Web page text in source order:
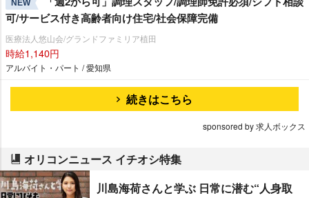
NEW
可/サービス付き高齢者向け住宅/社会保障完備
医療法人悠山会/グランドファミリア植田
時給1,140円
アルバイト・パート / 愛知県
続きはこちら
sponsored by 求人ボックス
オリコンニュース イチオシ特集
川島海荷さんと学ぶ 日常に潜む“人身取